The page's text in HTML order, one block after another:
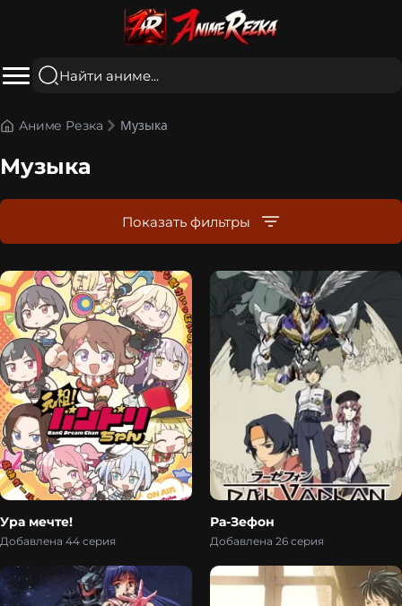
Аниме Резка Музыка
Музыка
Показать фильтры
Ура мечте!
Добавлена 44 серия
Ра-Зефон
Добавлена 26 серия